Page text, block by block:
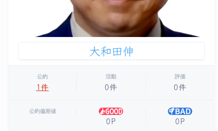
大和田伸
公約
1件
活動
0件
評価
0件
公約偏差値
0P 0P